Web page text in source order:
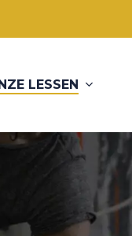
LESSEN